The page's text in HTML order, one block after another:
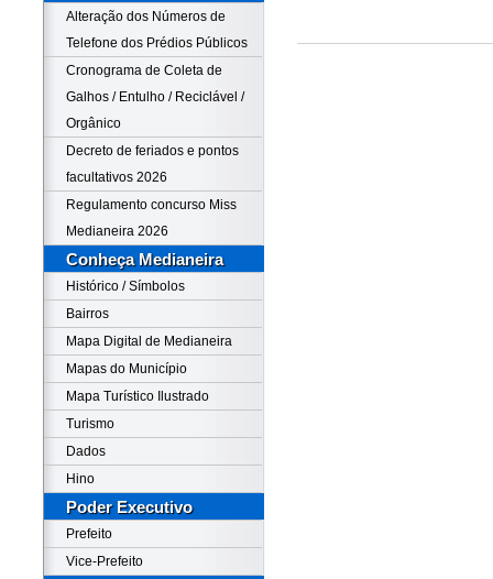
Alteração dos Números de
Telefone dos Prédios Públicos
Cronograma de Coleta de
Galhos / Entulho / Reciclável /
Orgânico
Decreto de feriados e pontos
facultativos 2026
Regulamento concurso Miss
Medianeira 2026
Conheça Medianeira
Histórico / Símbolos
Bairros
Mapa Digital de Medianeira
Mapas do Município
Mapa Turístico Ilustrado
Turismo
Dados
Hino
Poder Executivo
Prefeito
Vice-Prefeito